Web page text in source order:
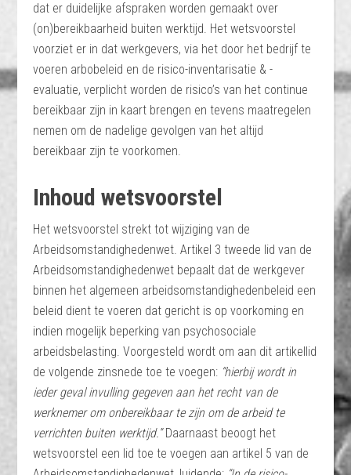
dat er duidelijke afspraken worden gemaakt over
(on)bereikbaarheid buiten werktijd. Het wetsvoorstel
voorziet er in dat werkgevers, via het door het bedrijf te
voeren arbobeleid en de risico-inventarisatie & -
evaluatie, verplicht worden de risico’s van het continue
bereikbaar zijn in kaart brengen en tevens maatregelen
nemen om de nadelige gevolgen van het altijd
bereikbaar zijn te voorkomen.
Inhoud wetsvoorstel
Het wetsvoorstel strekt tot wijziging van de
Arbeidsomstandighedenwet. Artikel 3 tweede lid van de
Arbeidsomstandighedenwet bepaalt dat de werkgever
binnen het algemeen arbeidsomstandighedenbeleid een
beleid dient te voeren dat gericht is op voorkoming en
indien mogelijk beperking van psychosociale
arbeidsbelasting. Voorgesteld wordt om aan dit artikellid
de volgende zinsnede toe te voegen: “hierbij wordt in
ieder geval invulling gegeven aan het recht van de
werknemer om onbereikbaar te zijn om de arbeid te
verrichten buiten werktijd.”Daarnaast beoogt het
wetsvoorstel een lid toe te voegen aan artikel 5 van de